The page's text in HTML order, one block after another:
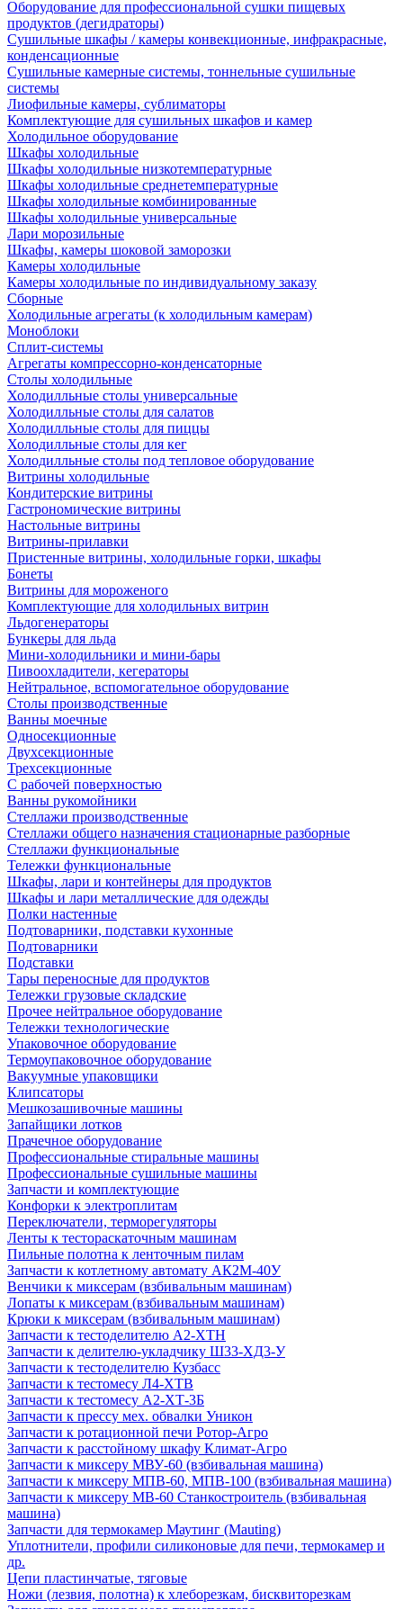
Оборудование для профессиональной сушки пищевых
продуктов (дегидраторы)
Сушильные шкафы / камеры конвекционные, инфракрасные,
конденсационные
Сушильные камерные системы, тоннельные сушильные
системы
Лиофильные камеры, сублиматоры
Комплектующие для сушильных шкафов и камер
Холодильное оборудование
Шкафы холодильные
Шкафы холодильные низкотемпературные
Шкафы холодильные среднетемпературные
Шкафы холодильные комбинированные
Шкафы холодильные универсальные
Лари морозильные
Шкафы, камеры шоковой заморозки
Камеры холодильные
Камеры холодильные по индивидуальному заказу
Сборные
Холодильные агрегаты (к холодильным камерам)
Моноблоки
Сплит-системы
Агрегаты компрессорно-конденсаторные
Столы холодильные
Холодилльные столы универсальные
Холодилльные столы для салатов
Холодилльные столы для пиццы
Холодилльные столы для кег
Холодилльные столы под тепловое оборудование
Витрины холодильные
Кондитерские витрины
Гастрономические витрины
Настольные витрины
Витрины-прилавки
Пристенные витрины, холодильные горки, шкафы
Бонеты
Витрины для мороженого
Комплектующие для холодильных витрин
Льдогенераторы
Бункеры для льда
Мини-холодильники и мини-бары
Пивоохладители, кегераторы
Нейтральное, вспомогательное оборудование
Столы производственные
Ванны моечные
Односекционные
Двухсекционные
Трехсекционные
С рабочей поверхностью
Ванны рукомойники
Стеллажи производственные
Стеллажи общего назначения стационарные разборные
Стеллажи функциональные
Тележки функциональные
Шкафы, лари и контейнеры для продуктов
Шкафы и лари металлические для одежды
Полки настенные
Подтоварники, подставки кухонные
Подтоварники
Подставки
Тары переносные для продуктов
Тележки грузовые складские
Прочее нейтральное оборудование
Тележки технологические
Упаковочное оборудование
Термоупаковочное оборудование
Вакуумные упаковщики
Клипсаторы
Мешкозашивочные машины
Запайщики лотков
Прачечное оборудование
Профессиональные стиральные машины
Профессиональные сушильные машины
Запчасти и комплектующие
Конфорки к электроплитам
Переключатели, терморегуляторы
Ленты к тестораскаточным машинам
Пильные полотна к ленточным пилам
Запчасти к котлетному автомату АК2М-40У
Венчики к миксерам (взбивальным машинам)
Лопаты к миксерам (взбивальным машинам)
Крюки к миксерам (взбивальным машинам)
Запчасти к тестоделителю А2-ХТН
Запчасти к делителю-укладчику Ш33-ХД3-У
Запчасти к тестоделителю Кузбасс
Запчасти к тестомесу Л4-ХТВ
Запчасти к тестомесу А2-ХТ-3Б
Запчасти к прессу мех. обвалки Уникон
Запчасти к ротационной печи Ротор-Агро
Запчасти к расстойному шкафу Климат-Агро
Запчасти к миксеру МВУ-60 (взбивальная машина)
Запчасти к миксеру МПВ-60, МПВ-100 (взбивальная машина)
Запчасти к миксеру МВ-60 Станкостроитель (взбивальная
машина)
Запчасти для термокамер Маутинг (Mauting)
Уплотнители, профили силиконовые для печи, термокамер и
др.
Цепи пластинчатые, тяговые
Ножи (лезвия, полотна) к хлеборезкам, бисквиторезкам